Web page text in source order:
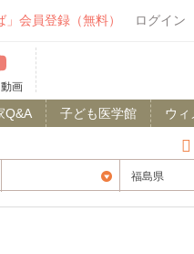
」会員登録（無料） ログイン
画
ウィ
子ども医学館
Q&A